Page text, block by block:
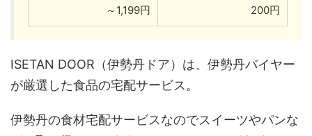
～1,199円 200円
ISETAN DOOR（伊勢丹ドア）は、伊勢丹バイヤー
が厳選した食品の宅配サービス。
伊勢丹の食材宅配サービスなのでスイーツやパンな